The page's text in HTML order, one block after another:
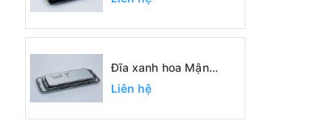
SC0390, SC0391
Đĩa xanh hoa Mận
SC1093, SC1094,
SC1095
Liên hệ